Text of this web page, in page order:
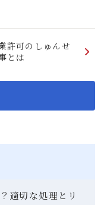
許可のしゅんせ
とは
適切な処理とリ